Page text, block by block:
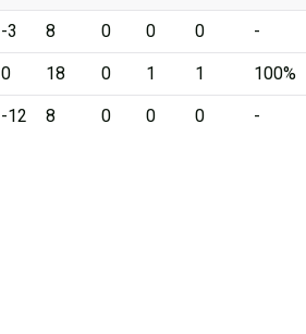
-3 8 0 0 0 -
0 18 0 1 1 100%
-12 8 0 0 0 -